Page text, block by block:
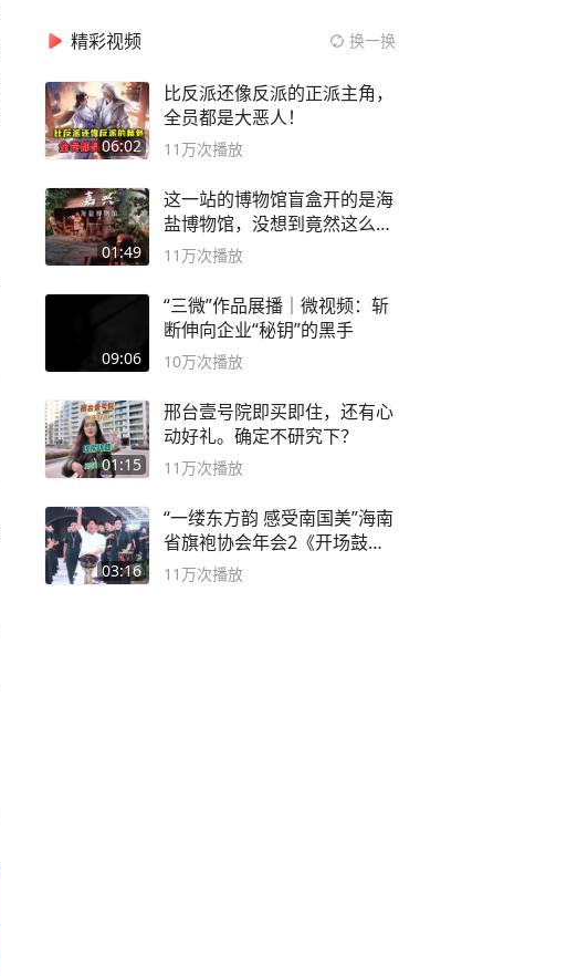
精彩视频 换一换
06:02
比反派还像反派的正派主角，
全员都是大恶人！
11万次播放
01:49
这一站的博物馆盲盒开的是海
盐博物馆，没想到竟然这么好
逛！
11万次播放
09:06
“三微”作品展播｜微视频：斩
断伸向企业“秘钥”的黑手
10万次播放
01:15
邢台壹号院即买即住，还有心
动好礼。确定不研究下？
11万次播放
03:16
“一缕东方韵 感受南国美”海南
省旗袍协会年会2《开场鼓》
二团
11万次播放